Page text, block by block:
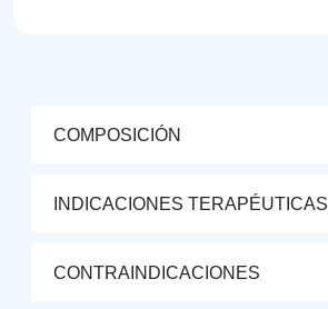
COMPOSICIÓN
INDICACIONES TERAPÉUTICAS
CONTRAINDICACIONES